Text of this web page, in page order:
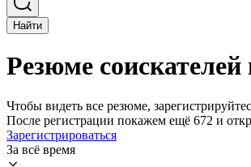
Найти
Резюме соискателей
Чтобы видеть все резюме,
После регистрации покажем ещё 672 и
Зарегистрироваться
За всё время